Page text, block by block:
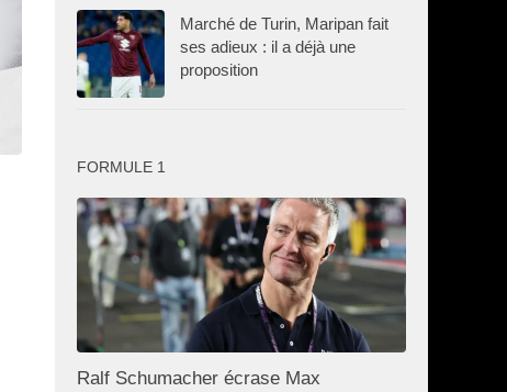
Marché de Turin, Maripan fait
ses adieux : il a déjà une
proposition
FORMULE 1
Ralf Schumacher écrase Max